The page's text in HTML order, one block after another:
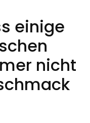
einige
nicht